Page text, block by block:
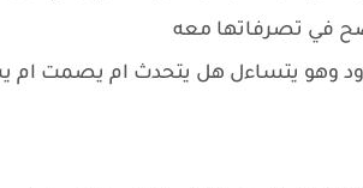
في تصرفاتها معه
وهو يتساءل هل يتحدث ام يصمت ام